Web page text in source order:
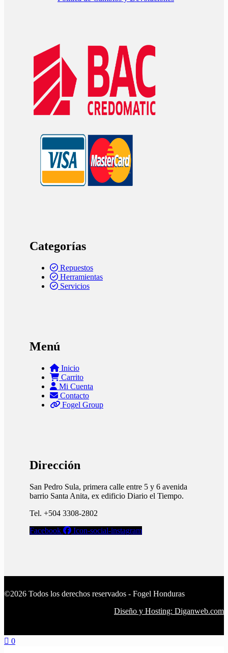
Categorías
Repuestos
Herramientas
Servicios
Menú
Inicio
Carrito
Mi Cuenta
Contacto
Fogel Group
Dirección
San Pedro Sula, primera calle entre 5 y 6 avenida
barrio Santa Anita, ex edificio Diario el Tiempo.​
Tel. +504 3308-2802
Facebook
Icon-social-instagram
©2026 Todos los derechos reservados - Fogel Honduras
Diseño y Hosting: Diganweb.com
0